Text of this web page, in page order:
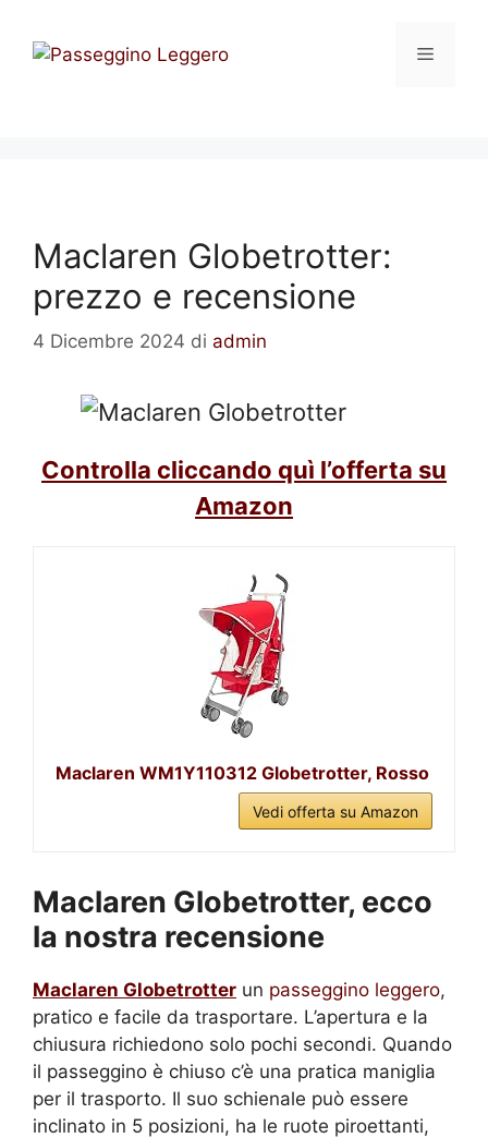
contenuto
Menu
Maclaren Globetrotter:
prezzo e recensione
4 Dicembre 2024 di admin
Controlla cliccando quì l’offerta su
Amazon
Maclaren WM1Y110312 Globetrotter, Rosso
Vedi offerta su Amazon
Maclaren Globetrotter, ecco
la nostra recensione
Maclaren Globetrotter un passeggino leggero,
pratico e facile da trasportare. L’apertura e la
chiusura richiedono solo pochi secondi. Quando
il passeggino è chiuso c’è una pratica maniglia
per il trasporto. Il suo schienale può essere
inclinato in 5 posizioni, ha le ruote piroettanti,